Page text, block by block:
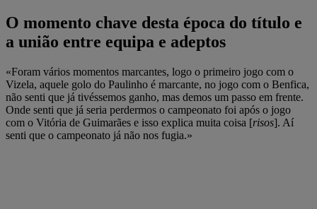
O momento chave desta época do título e
a união entre equipa e adeptos
«Foram vários momentos marcantes, logo o primeiro jogo com o
Vizela, aquele golo do Paulinho é marcante, no jogo com o Benfica,
não senti que já tivéssemos ganho, mas demos um passo em frente.
Onde senti que já seria perdermos o campeonato foi após o jogo
com o Vitória de Guimarães e isso explica muita coisa [risos]. Aí
senti que o campeonato já não nos fugia.»